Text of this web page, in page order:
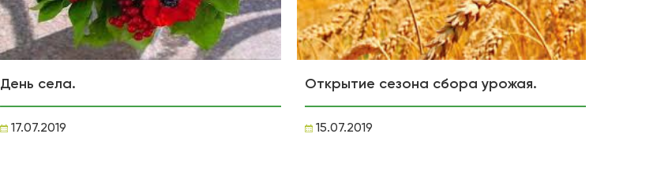
День села.
17.07.2019
Открытие сезона сбора урожая.
15.07.2019